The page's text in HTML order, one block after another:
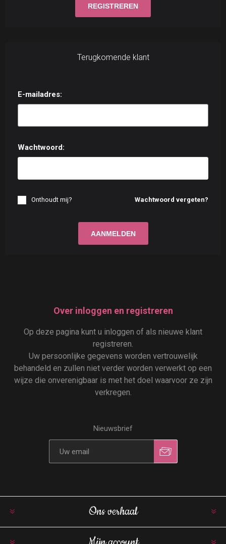
Terugkomende klant
E-mailadres:
Wachtwoord:
Wachtwoord vergeten?
Onthoudt mij?
Over inloggen en registreren
Op deze pagina kunt u inloggen of als nieuwe klant
registreren.
Uw persoonlijke gegevens worden vertrouwelijk
behandeld en zullen niet verder worden verwerkt op een
wijze die onverenigbaar is met het doel waarvoor ze zijn
verkregen.
Nieuwsbrief
Ons verhaal